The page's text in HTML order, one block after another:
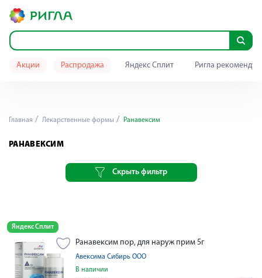
Акции Распродажа Яндекс Сплит Ригла
Главная Лекарственные формы Ранавексим
РАНАВЕКСИМ
Скрыть фильтр
Яндекс Сплит
Ранавексим пор, для наруж прим 5г
Авексима Сибирь ООО
В наличии